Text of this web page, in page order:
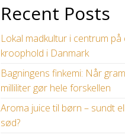
Recent Posts
Lokal madkultur i centrum på
kroophold i Danmark
Bagningens finkemi: Når
milliliter gør hele forskellen
Aroma juice til børn – sundt
sød?